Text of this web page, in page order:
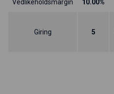
Vedlikeholdsmargin 10.00%
Giring 5